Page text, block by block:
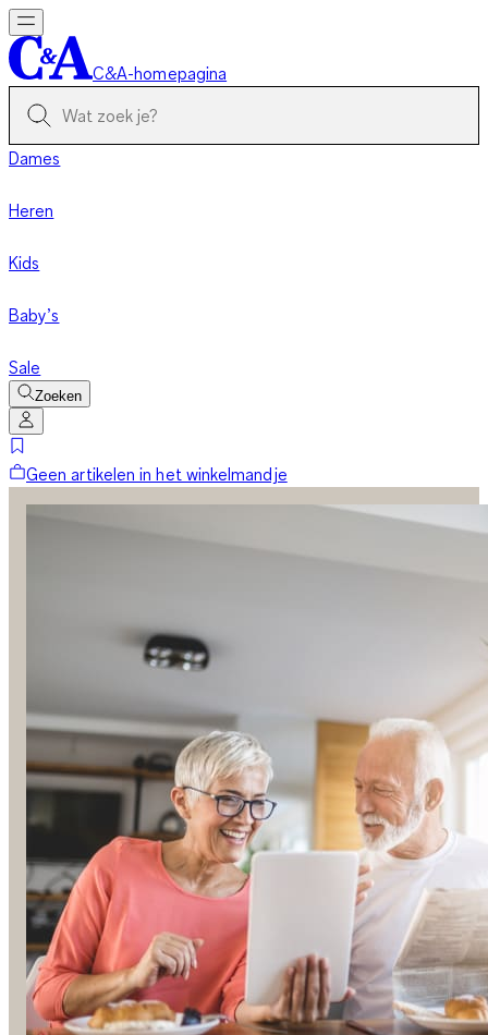
C&A-homepagina
Dames
Heren
Kids
Baby’s
Sale
Zoeken
Geen artikelen in het winkelmandje